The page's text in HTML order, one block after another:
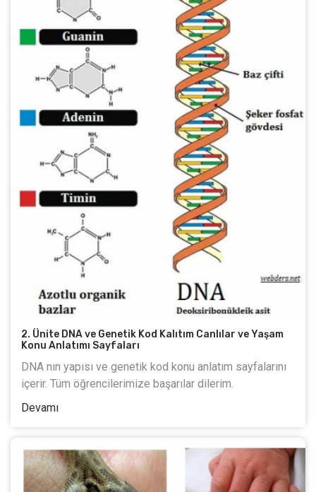
2. Ünite DNA ve Genetik Kod Kalıtım Canlılar ve Yaşam
Konu Anlatımı Sayfaları
DNA nın yapısı ve genetik kod konu anlatım sayfalarını
içerir. Tüm öğrencilerimize başarılar dilerim.
Devamı